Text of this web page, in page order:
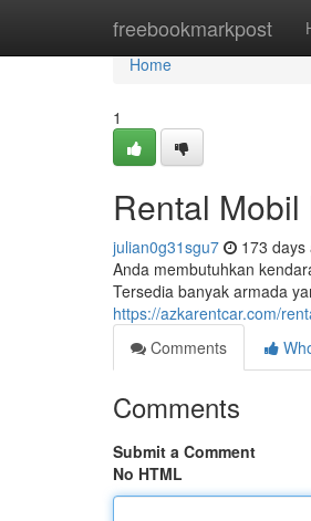
freebookmarkpost
Home
Home
1
Rental
julian0g31sgu7 173 days
Anda membutuhkan
Tersedia banyak armada
https://azkarentcar.com/
Comments
Comments
Submit a Comment
No HTML